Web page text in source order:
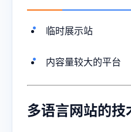
临时展示站
内容量较大的平台
多语言网站的技